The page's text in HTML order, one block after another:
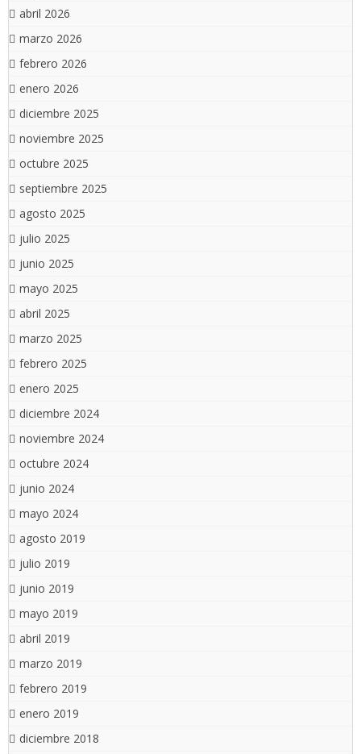
abril 2026
marzo 2026
febrero 2026
enero 2026
diciembre 2025
noviembre 2025
octubre 2025
septiembre 2025
agosto 2025
julio 2025
junio 2025
mayo 2025
abril 2025
marzo 2025
febrero 2025
enero 2025
diciembre 2024
noviembre 2024
octubre 2024
junio 2024
mayo 2024
agosto 2019
julio 2019
junio 2019
mayo 2019
abril 2019
marzo 2019
febrero 2019
enero 2019
diciembre 2018